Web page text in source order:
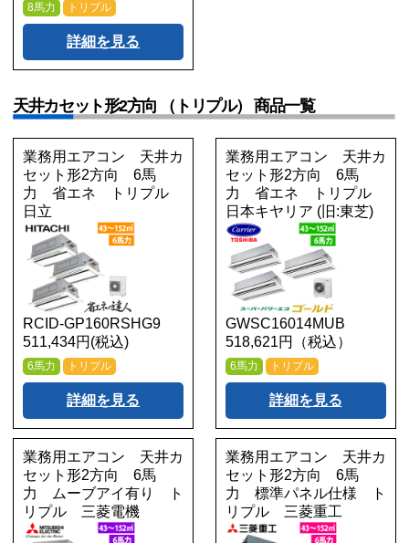
8馬力 トリプル
詳細を見る
天井カセット形2方向 （トリプル） 商品一覧
業務用エアコン 天井カ
セット形2方向 6馬
力 省エネ トリプル
日立
RCID-GP160RSHG9
511,434円(税込)
6馬力 トリプル
詳細を見る
業務用エアコン 天井カ
セット形2方向 6馬
力 省エネ トリプル
日本キヤリア (旧:東芝)
GWSC16014MUB
518,621円（税込）
6馬力 トリプル
詳細を見る
業務用エアコン 天井カ
セット形2方向 6馬
力 ムーブアイ有り ト
リプル 三菱電機
業務用エアコン 天井カ
セット形2方向 6馬
力 標準パネル仕様 ト
リプル 三菱重工